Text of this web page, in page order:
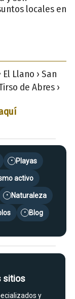
locales en
El Llano › San
de Abres ›
• Playas
activo
• Naturaleza
• Blog
sitios
y